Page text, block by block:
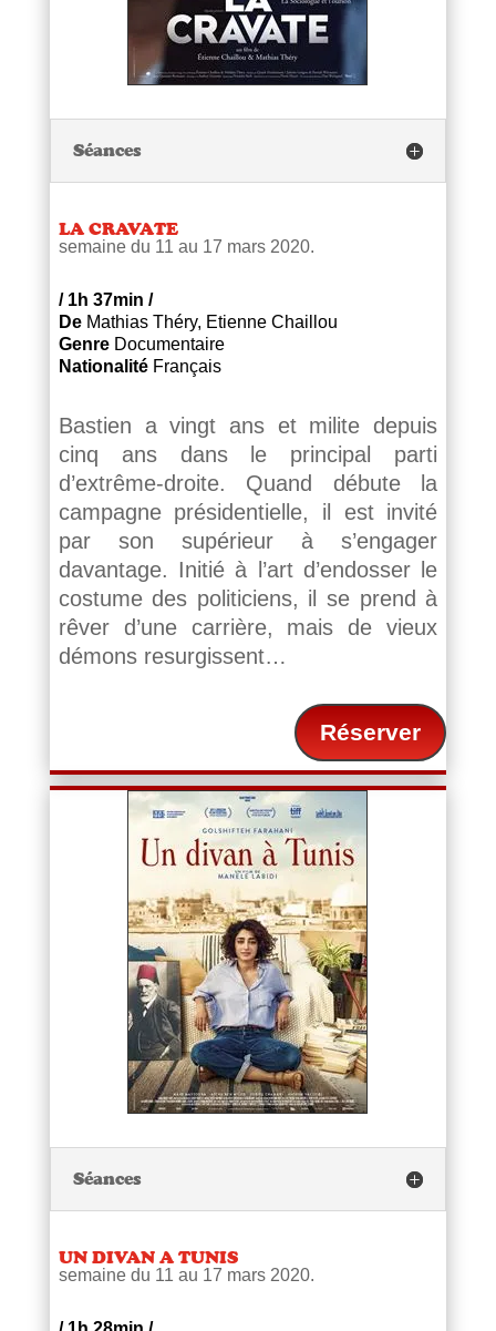
Séances
LA CRAVATE
semaine du 11 au 17 mars 2020.
/1h 37min /
DeMathias Théry, Etienne Chaillou
GenreDocumentaire
NationalitéFrançais
Bastien a vingt ans et milite depuis
cinq ans dans le principal parti
d’extrême-droite. Quand débute la
campagne présidentielle, il est invité
par son supérieur à s’engager
davantage. Initié à l’art d’endosser le
costume des politiciens, il se prend à
rêver d’une carrière, mais de vieux
démons resurgissent…
Réserver
Séances
UN DIVAN A TUNIS
semaine du 11 au 17 mars 2020.